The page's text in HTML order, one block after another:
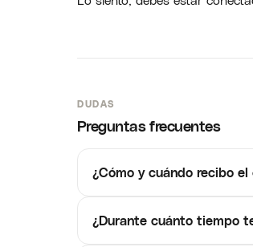
DUDAS
Preguntas frecuentes
¿Cómo y cuándo recibo el
¿Durante cuánto tiempo